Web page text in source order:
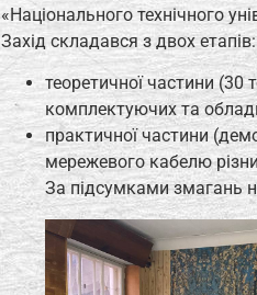
«Національного технічного
Захід складався з двох етапів:
теоретичної частини (30
комплектуючих та
практичної частини
мережевого кабелю
За підсумками змагань